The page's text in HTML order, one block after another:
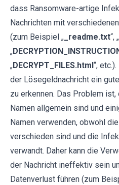
dass Ransomware-artige
Nachrichten mit
(zum Beispiel „ _readme.txt“, „
„
„DECRYPT_FILES.html “,
der Lösegeldnachricht ein
zu erkennen. Das Problem
Namen allgemein sind und
Namen verwenden, obwohl
verschieden sind und die
verwandt. Daher kann die
der Nachricht ineffektiv sein
Datenverlust führen (zum